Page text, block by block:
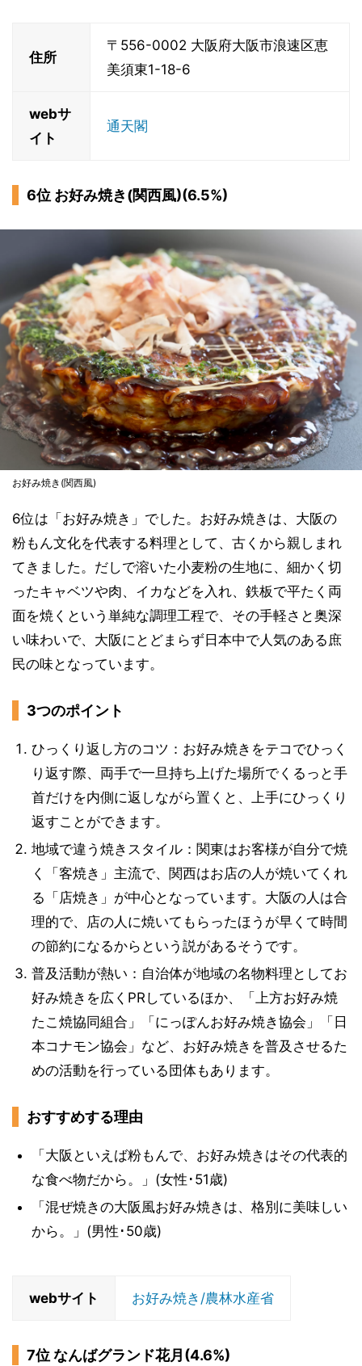
住所
〒556-0002 大阪府大阪市浪速区恵
美須東1-18-6
webサ
イト
通天閣
6位 お好み焼き(関西風)(6.5%)
お好み焼き(関西風)
6位は「お好み焼き」でした。お好み焼きは、大阪の
粉もん文化を代表する料理として、古くから親しまれ
てきました。だしで溶いた小麦粉の生地に、細かく切
ったキャベツや肉、イカなどを入れ、鉄板で平たく両
面を焼くという単純な調理工程で、その手軽さと奥深
い味わいで、大阪にとどまらず日本中で人気のある庶
民の味となっています。
3つのポイント
ひっくり返し方のコツ：お好み焼きをテコでひっく
り返す際、両手で一旦持ち上げた場所でくるっと手
首だけを内側に返しながら置くと、上手にひっくり
返すことができます。
地域で違う焼きスタイル：関東はお客様が自分で焼
く「客焼き」主流で、関西はお店の人が焼いてくれ
る「店焼き」が中心となっています。大阪の人は合
理的で、店の人に焼いてもらったほうが早くて時間
の節約になるからという説があるそうです。
普及活動が熱い：自治体が地域の名物料理としてお
好み焼きを広くPRしているほか、「上方お好み焼
たこ焼協同組合」「にっぽんお好み焼き協会」「日
本コナモン協会」など、お好み焼きを普及させるた
めの活動を行っている団体もあります。
おすすめする理由
「大阪といえば粉もんで、お好み焼きはその代表的
な食べ物だから。」(女性･51歳)
「混ぜ焼きの大阪風お好み焼きは、格別に美味しい
から。」(男性･50歳)
webサイト お好み焼き/農林水産省
7位 なんばグランド花月(4.6%)